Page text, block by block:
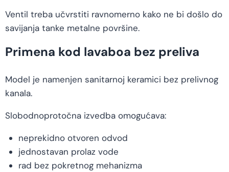
Ventil treba učvrstiti ravnomerno kako ne bi došlo do
savijanja tanke metalne površine.
Primena kod lavaboa bez preliva
Model je namenjen sanitarnoj keramici bez prelivnog
kanala.
Slobodnoprotočna izvedba omogućava:
neprekidno otvoren odvod
jednostavan prolaz vode
rad bez pokretnog mehanizma